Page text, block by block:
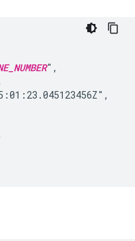
",